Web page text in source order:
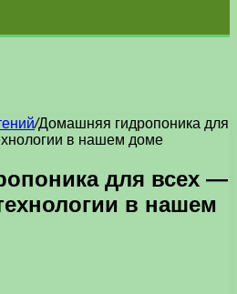
/Домашняя гидропоника для
в нашем доме
для всех —
в нашем